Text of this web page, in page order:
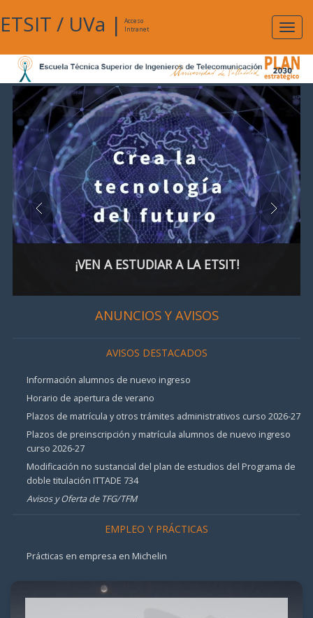
ETSIT / UVa |
Acceso
Intranet
¡VEN A ESTUDIAR A LA ETSIT!
ANUNCIOS Y AVISOS
AVISOS DESTACADOS
Información alumnos de nuevo ingreso
Horario de apertura de verano
Plazos de matrícula y otros trámites administrativos curso 2026-27
Plazos de preinscripción y matrícula alumnos de nuevo ingreso
curso 2026-27
Modificación no sustancial del plan de estudios del Programa de
doble titulación ITTADE 734
Avisos y Oferta de TFG/TFM
EMPLEO Y PRÁCTICAS
Prácticas en empresa en Michelin